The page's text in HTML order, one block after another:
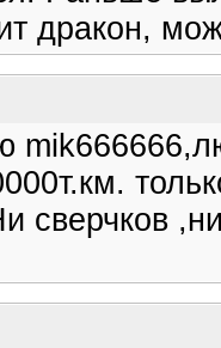
дракон,
сверчков